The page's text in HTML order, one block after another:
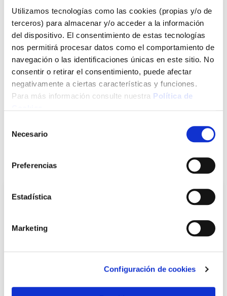
Utilizamos tecnologías como las cookies (propias y/o de
terceros) para almacenar y/o acceder a la información
del dispositivo. El consentimiento de estas tecnologías
nos permitirá procesar datos como el comportamiento de
navegación o las identificaciones únicas en este sitio. No
consentir o retirar el consentimiento, puede afectar
negativamente a ciertas características y funciones.
Para más información consulte nuestra Política de
Necesario
Preferencias
Estadística
Marketing
Configuración de cookies
Ver más
46,00 €
Agotado
Introduce tu e-mail y te avisaremos si el artículo vuelve a
Avisarme
También te puede interesar